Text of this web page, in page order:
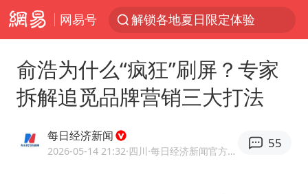
网易号
解锁各地夏日限定体验
黄金创今年来最大单周涨幅
女子网购名牌包发现是自己丢的那只
俞浩为什么“疯狂”刷屏？专家
拆解追觅品牌营销三大打法
每日经济新闻
2026-05-14 21:32·四川 ·每日经济新闻官方网易号
55